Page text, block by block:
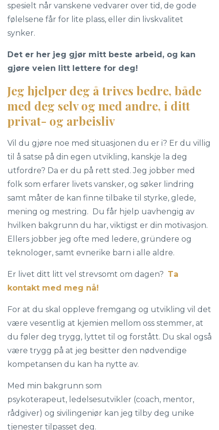
spesielt når vanskene vedvarer over tid, de gode
følelsene får for lite plass, eller din livskvalitet
synker.
Det er her jeg gjør mitt beste arbeid, og kan
gjøre veien litt lettere for deg!
Jeg hjelper deg å trives bedre, både
med deg selv og med andre, i ditt
privat- og arbeisliv
Vil du gjøre noe med situasjonen du er i? Er du villig
til å satse på din egen utvikling, kanskje la deg
utfordre? Da er du på rett sted. Jeg jobber med
folk som erfarer livets vansker, og søker lindring
samt måter de kan finne tilbake til styrke, glede,
mening og mestring. Du får hjelp uavhengig av
hvilken bakgrunn du har, viktigst er din motivasjon.
Ellers jobber jeg ofte med ledere, gründere og
teknologer, samt evnerike barn i alle aldre.
Er livet ditt litt vel strevsomt om dagen? Ta
kontakt med meg nå!
For at du skal oppleve fremgang og utvikling vil det
være vesentlig at kjemien mellom oss stemmer, at
du føler deg trygg, lyttet til og forstått. Du skal også
være trygg på at jeg besitter den nødvendige
kompetansen du kan ha nytte av.
Med min bakgrunn som
psykoterapeut, ledelsesutvikler (coach, mentor,
rådgiver) og sivilingeniør kan jeg tilby deg unike
tjenester tilpasset deg.